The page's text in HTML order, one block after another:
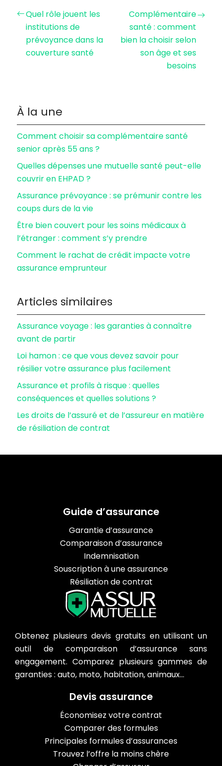
Quel rôle jouent les
institutions de
prévoyance dans la
couverture santé
Complémentaire
santé : comment
bien la choisir selon
son âge et ses
besoins
À la une
Comment choisir sa complémentaire santé
senior après 55 ans ?
Quelles dépenses une mutuelle santé peut-elle
couvrir en EHPAD ?
Assurance prévoyance : se prémunir contre les
coups durs de la vie
Être bien couvert pour les soins médicaux à
l’étranger : comment s’y prendre
Comment le rachat de crédit impacte votre
assurance emprunteur
Articles similaires
Assurance voyage : les garanties à connaître
avant de partir
Loi hamon : ce que vous devez savoir pour
résilier votre assurance plus facilement
Assurance et profils à risque : quelles
conséquences et quelles solutions ?
Les droits de l’assuré et de l’assureur en matière
de résiliation de contrat
Guide d’assurance
Garantie d’assurance
Comparaison d’assurance
Indemnisation
Souscription à une assurance
Résiliation de contrat
Obtenez plusieurs devis gratuits en utilisant un
outil de comparaison d’assurance sans
engagement. Comparez plusieurs gammes de
garanties : auto, moto, habitation, animaux…
Devis assurance
Économisez votre contrat
Comparer des formules
Principales formules d’assurances
Trouvez l’offre la moins chère